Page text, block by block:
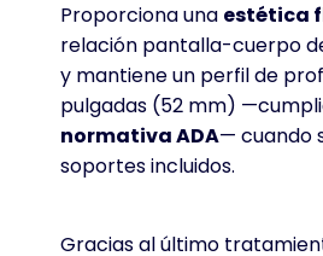
Proporciona una estética
relación pantalla-cuerpo
y mantiene un perfil de
pulgadas (52 mm)
normativa ADA— cuando
soportes incluidos.
Gracias al último